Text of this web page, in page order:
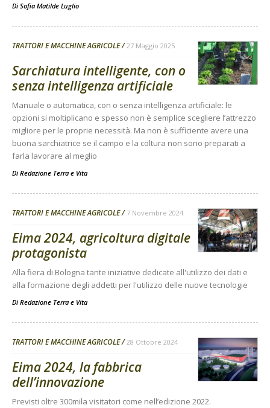
Di Sofia Matilde Luglio
TRATTORI E MACCHINE AGRICOLE 27 Maggio 2025
Sarchiatura intelligente, con o
senza intelligenza artificiale
Manuale o automatica, con o senza intelligenza artificiale: le
opzioni si moltiplicano e spesso non è semplice scegliere l’attrezzo
migliore per le proprie necessità. Ma non è sufficiente avere una
buona sarchiatrice se il campo e la coltura non sono preparati a
farla lavorare al meglio
Di Redazione Terra e Vita
TRATTORI E MACCHINE AGRICOLE 7 Novembre 2024
Eima 2024, agricoltura digitale
protagonista
Alla fiera di Bologna tante iniziative dedicate all'utilizzo dei dati e
alla formazione degli addetti per l'utilizzo delle nuove tecnologie
Di Redazione Terra e Vita
TRATTORI E MACCHINE AGRICOLE 28 Ottobre 2024
Eima 2024, la fabbrica
dell’innovazione
Previsti oltre 300mila visitatori come nell’edizione 2022.